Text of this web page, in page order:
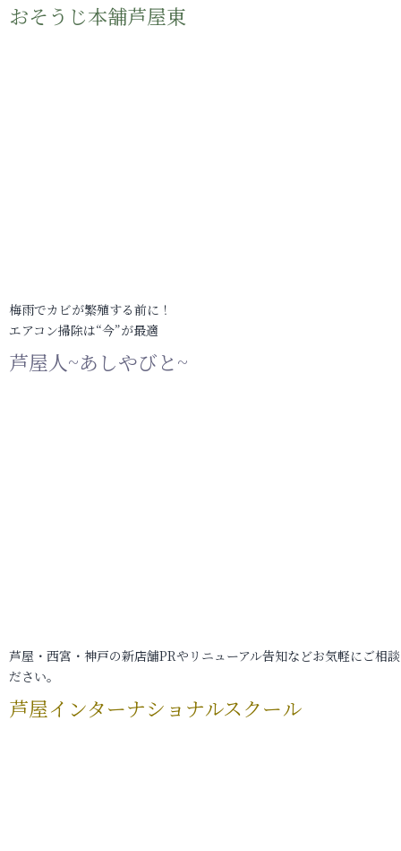
おそうじ本舗芦屋東
梅雨でカビが繁殖する前に！
エアコン掃除は“今”が最適
芦屋人~あしやびと~
芦屋・西宮・神戸の新店舗PRやリニューアル告知などお気軽にご相
ださい。
芦屋インターナショナルスクール